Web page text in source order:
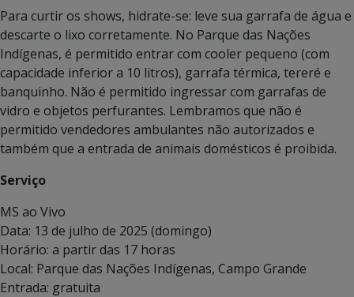
Para curtir os shows, hidrate-se: leve sua garrafa de água e
descarte o lixo corretamente. No Parque das Nações
Indígenas, é permitido entrar com cooler pequeno (com
capacidade inferior a 10 litros), garrafa térmica, tereré e
banquinho. Não é permitido ingressar com garrafas de
vidro e objetos perfurantes. Lembramos que não é
permitido vendedores ambulantes não autorizados e
também que a entrada de animais domésticos é proibida.
Serviço
MS ao Vivo
Data: 13 de julho de 2025 (domingo)
Horário: a partir das 17 horas
Local: Parque das Nações Indígenas, Campo Grande
Entrada: gratuita